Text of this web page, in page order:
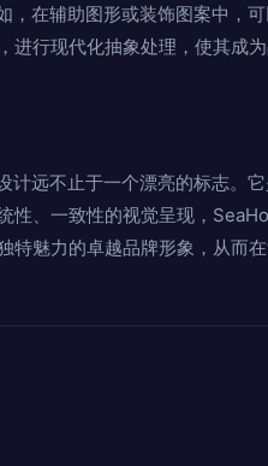
在辅助图形或装饰图案中，
行现代化抽象处理，使其成
远不止于一个漂亮的标志。
性、一致性的视觉呈现，
魅力的卓越品牌形象，从而在